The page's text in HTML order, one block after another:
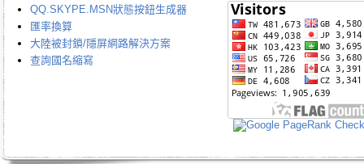
QQ.SKYPE.MSN狀態按鈕生成器
匯率換算
大陸被封鎖/隱屏網路解決方案
查詢國名縮寫